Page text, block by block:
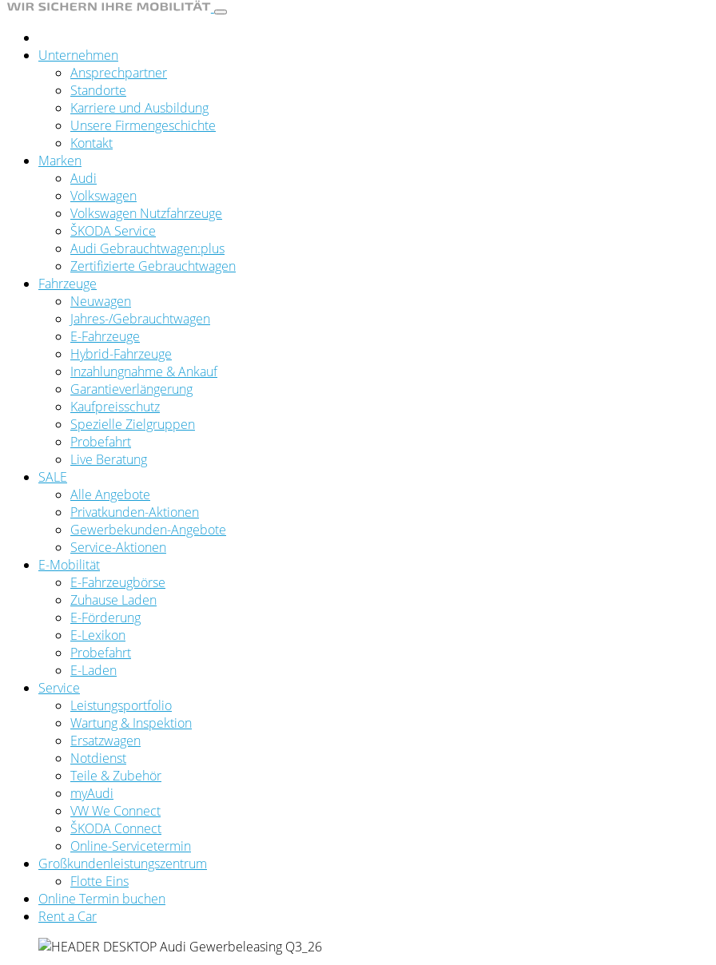
Unternehmen
Ansprechpartner
Standorte
Karriere und Ausbildung
Unsere Firmengeschichte
Kontakt
Marken
Audi
Volkswagen
Volkswagen Nutzfahrzeuge
ŠKODA Service
Audi Gebrauchtwagen:plus
Zertifizierte Gebrauchtwagen
Fahrzeuge
Neuwagen
Jahres-/Gebrauchtwagen
E-Fahrzeuge
Hybrid-Fahrzeuge
Inzahlungnahme & Ankauf
Garantieverlängerung
Kaufpreisschutz
Spezielle Zielgruppen
Probefahrt
Live Beratung
SALE
Alle Angebote
Privatkunden-Aktionen
Gewerbekunden-Angebote
Service-Aktionen
E-Mobilität
E-Fahrzeugbörse
Zuhause Laden
E-Förderung
E-Lexikon
Probefahrt
E-Laden
Service
Leistungsportfolio
Wartung & Inspektion
Ersatzwagen
Notdienst
Teile & Zubehör
myAudi
VW We Connect
ŠKODA Connect
Online-Servicetermin
Großkundenleistungszentrum
Flotte Eins
Online Termin buchen
Rent a Car